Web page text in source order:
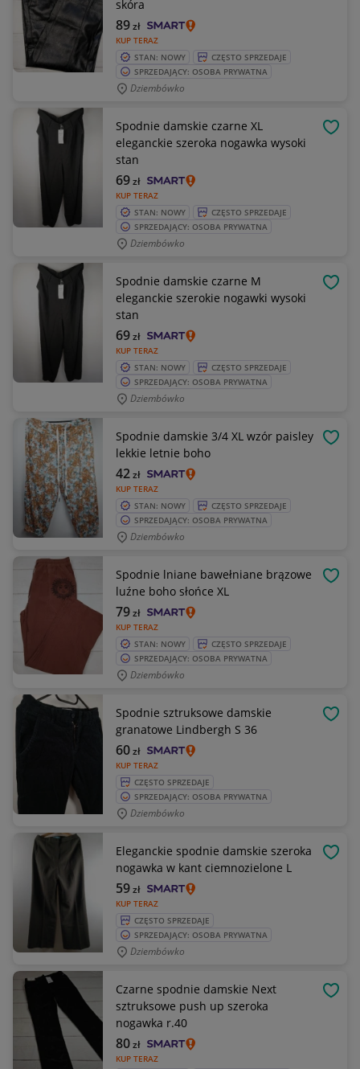
skóra
KUP TERAZ
89zł
STAN: NOWY
CZĘSTO SPRZEDAJE
SPRZEDAJĄCY: OSOBA PRYWATNA
Dziembówko
Spodnie damskie czarne XL
eleganckie szeroka nogawka wysoki
stan
KUP TERAZ
69zł
STAN: NOWY
CZĘSTO SPRZEDAJE
SPRZEDAJĄCY: OSOBA PRYWATNA
Dziembówko
Spodnie damskie czarne M
eleganckie szerokie nogawki wysoki
stan
KUP TERAZ
69zł
STAN: NOWY
CZĘSTO SPRZEDAJE
SPRZEDAJĄCY: OSOBA PRYWATNA
Dziembówko
Spodnie damskie 3/4 XL wzór paisley
lekkie letnie boho
KUP TERAZ
42zł
STAN: NOWY
CZĘSTO SPRZEDAJE
SPRZEDAJĄCY: OSOBA PRYWATNA
Dziembówko
Spodnie lniane bawełniane brązowe
luźne boho słońce XL
KUP TERAZ
79zł
STAN: NOWY
CZĘSTO SPRZEDAJE
SPRZEDAJĄCY: OSOBA PRYWATNA
Dziembówko
Spodnie sztruksowe damskie
granatowe Lindbergh S 36
KUP TERAZ
60zł
CZĘSTO SPRZEDAJE
SPRZEDAJĄCY: OSOBA PRYWATNA
Dziembówko
Eleganckie spodnie damskie szeroka
nogawka w kant ciemnozielone L
KUP TERAZ
59zł
CZĘSTO SPRZEDAJE
SPRZEDAJĄCY: OSOBA PRYWATNA
Dziembówko
Czarne spodnie damskie Next
sztruksowe push up szeroka
nogawka r.40
KUP TERAZ
80zł